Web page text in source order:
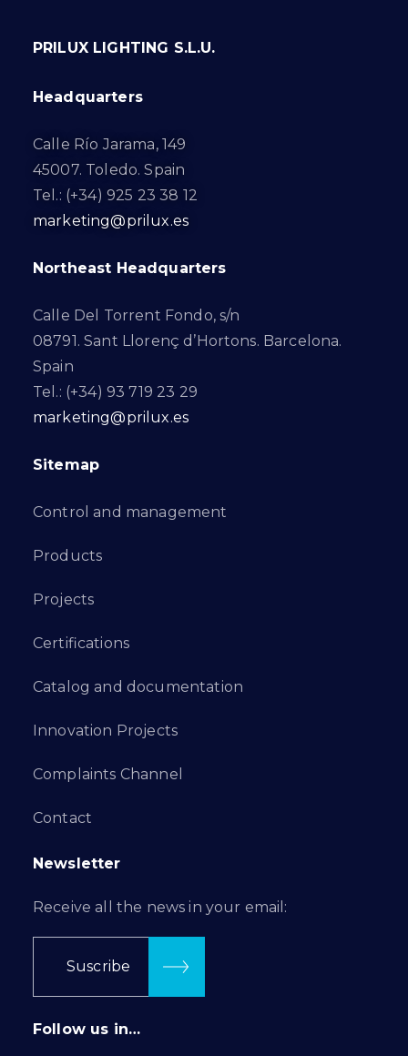
PRILUX LIGHTING S.L.U.
Headquarters
Calle Río Jarama, 149
45007. Toledo. Spain
Tel.: (+34) 925 23 38 12
marketing@prilux.es
Northeast Headquarters
Calle Del Torrent Fondo, s/n
08791. Sant Llorenç d’Hortons. Barcelona.
Spain
Tel.: (+34) 93 719 23 29
marketing@prilux.es
Sitemap
Control and management
Products
Projects
Certifications
Catalog and documentation
Innovation Projects
Complaints Channel
Contact
Newsletter
Receive all the news in your email:
Suscribe
Follow us in…